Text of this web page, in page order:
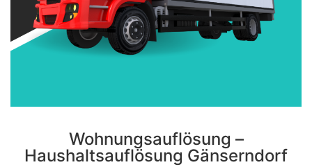
Wohnungsauflösung –
Haushaltsauflösung Gänserndorf